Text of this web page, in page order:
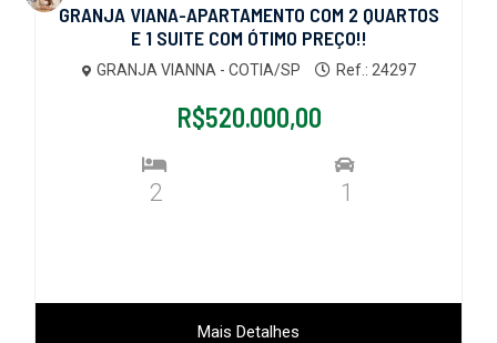
GRANJA VIANA-APARTAMENTO COM 2 QUARTOS
E 1 SUITE COM ÓTIMO PREÇO!!
GRANJA VIANNA - COTIA/SP Ref.: 24297
R$520.000,00
2 1
Mais Detalhes